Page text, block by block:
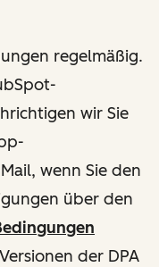
regelmäßig.
wir Sie
wenn Sie den
über den
der DPA